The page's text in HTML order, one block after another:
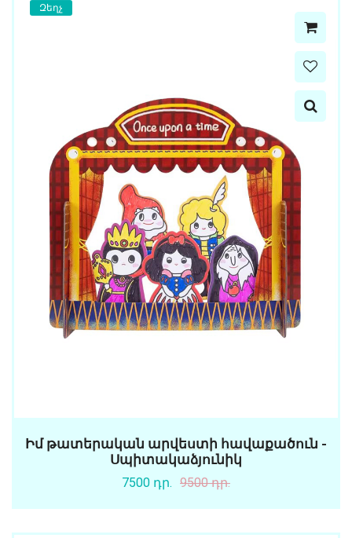
Զեղչ
Իմ թատերական արվեստի հավաքածուն -
Սպիտակաձյունիկ
7500 դր. 9500 դր.